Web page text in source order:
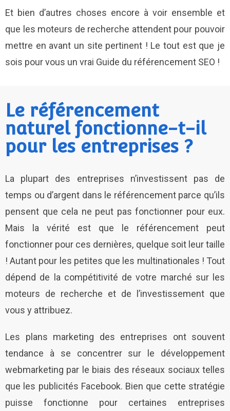
Et bien d’autres choses encore à voir ensemble et
que les moteurs de recherche attendent pour pouvoir
mettre en avant un site pertinent ! Le tout est que je
sois pour vous un vrai Guide du référencement SEO !
Le référencement
naturel fonctionne-t-il
pour les entreprises ?
La plupart des entreprises n’investissent pas de
temps ou d’argent dans le référencement parce qu’ils
pensent que cela ne peut pas fonctionner pour eux.
Mais la vérité est que le référencement peut
fonctionner pour ces dernières, quelque soit leur taille
! Autant pour les petites que les multinationales ! Tout
dépend de la compétitivité de votre marché sur les
moteurs de recherche et de l’investissement que
vous y attribuez.
Les plans marketing des entreprises ont souvent
tendance à se concentrer sur le développement
webmarketing par le biais des réseaux sociaux telles
que les publicités Facebook. Bien que cette stratégie
puisse fonctionne pour certaines entreprises